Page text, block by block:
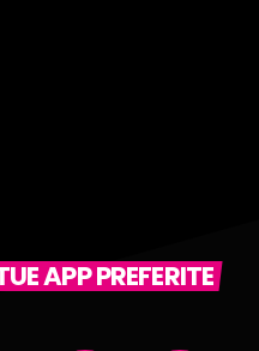
APP PREFERITE